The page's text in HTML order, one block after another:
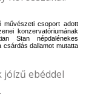
művészeti csoport adott
konzervatóriumának
Stan népdalénekes
dallamot mutatta
jóízű ebéddel